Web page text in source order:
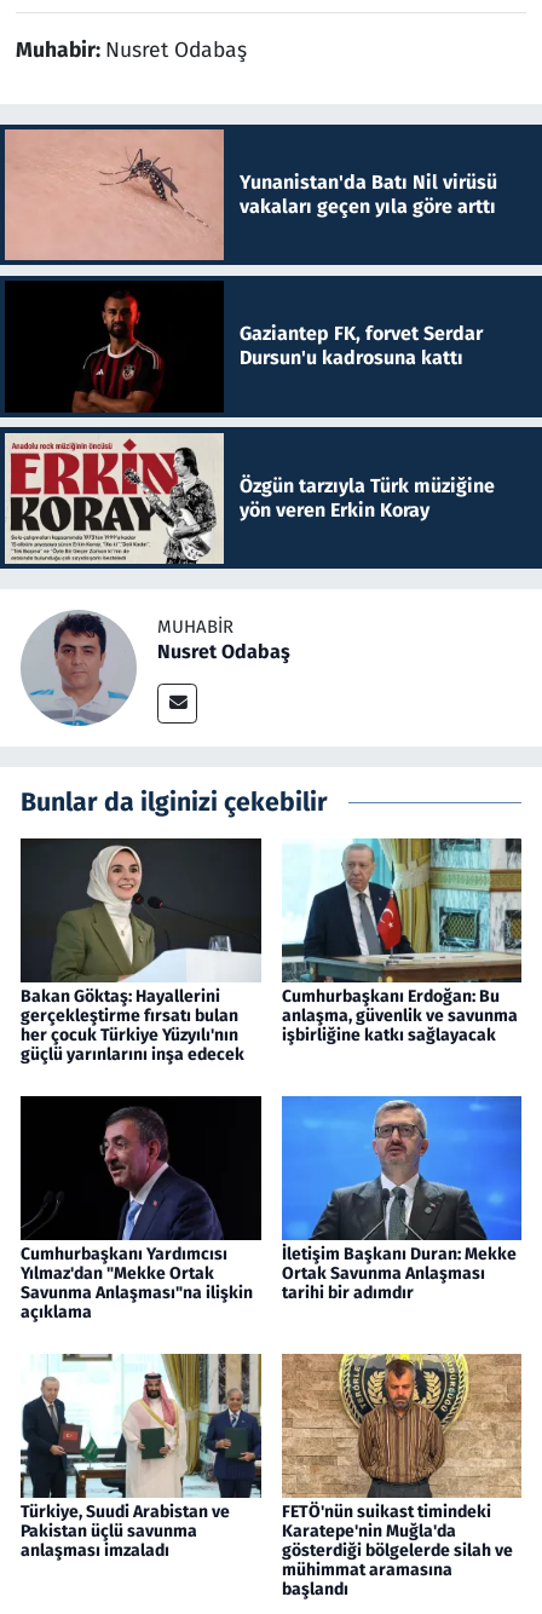
Muhabir: Nusret Odabaş
Yunanistan'da Batı Nil virüsü
vakaları geçen yıla göre arttı
Gaziantep FK, forvet Serdar
Dursun'u kadrosuna kattı
Özgün tarzıyla Türk müziğine
yön veren Erkin Koray
MUHABIR
Nusret Odabaş
Bunlar da ilginizi çekebilir
Bakan Göktaş: Hayallerini
gerçekleştirme fırsatı bulan
her çocuk Türkiye Yüzyılı'nın
güçlü yarınlarını inşa edecek
Cumhurbaşkanı Erdoğan: Bu
anlaşma, güvenlik ve savunma
işbirliğine katkı sağlayacak
Cumhurbaşkanı Yardımcısı
Yılmaz'dan "Mekke Ortak
Savunma Anlaşması"na ilişkin
açıklama
İletişim Başkanı Duran: Mekke
Ortak Savunma Anlaşması
tarihi bir adımdır
Türkiye, Suudi Arabistan ve
Pakistan üçlü savunma
anlaşması imzaladı
FETÖ'nün suikast timindeki
Karatepe'nin Muğla'da
gösterdiği bölgelerde silah ve
mühimmat aramasına
başlandı